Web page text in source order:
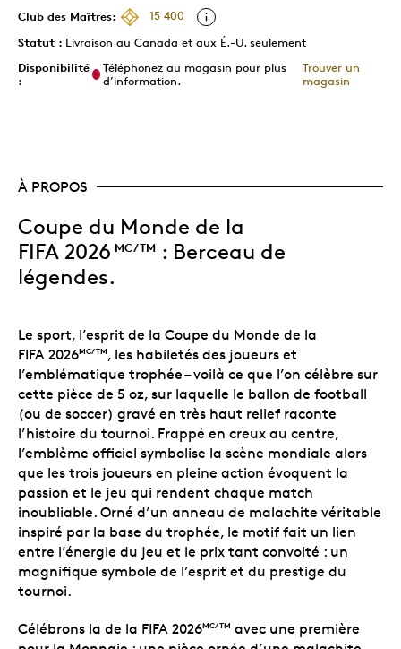
Club des Maîtres:
15 400
Statut : Livraison au Canada et aux É.-U. seulement
Disponibilité
:
Téléphonez au magasin pour plus
d’information.
Trouver un
magasin
À PROPOS
Coupe du Monde de la
FIFA 2026 MC/TM : Berceau de
légendes.
Le sport, l’esprit de la Coupe du Monde de la
FIFA 2026MC/TM, les habiletés des joueurs et
l’emblématique trophée– voilà ce que l’on célèbre sur
cette pièce de 5 oz, sur laquelle le ballon de football
(ou de soccer) gravé en très haut relief raconte
l’histoire du tournoi. Frappé en creux au centre,
l’emblème officiel symbolise la scène mondiale alors
que les trois joueurs en pleine action évoquent la
passion et le jeu qui rendent chaque match
inoubliable. Orné d’un anneau de malachite véritable
inspiré par la base du trophée, le motif fait un lien
entre l’énergie du jeu et le prix tant convoité : un
magnifique symbole de l’esprit et du prestige du
tournoi.
Célébrons la de la FIFA 2026MC/TM avec une première